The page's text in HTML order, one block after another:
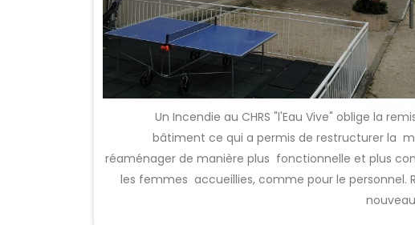
Un Incendie au CHRS "l'Eau Vive" oblige la
bâtiment ce qui a permis de restructurer la
réaménager de manière plus fonctionnelle et plus
les femmes accueillies, comme pour le personnel.